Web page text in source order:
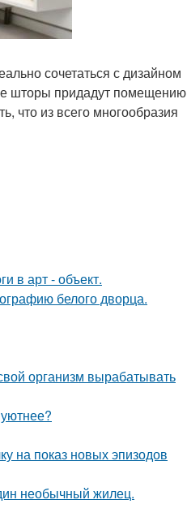
сочетаться с дизайном
шторы придадут помещению
что из всего многообразия
в арт - объект.
белого дворца.
организм вырабатывать
на показ новых эпизодов
необычный жилец.